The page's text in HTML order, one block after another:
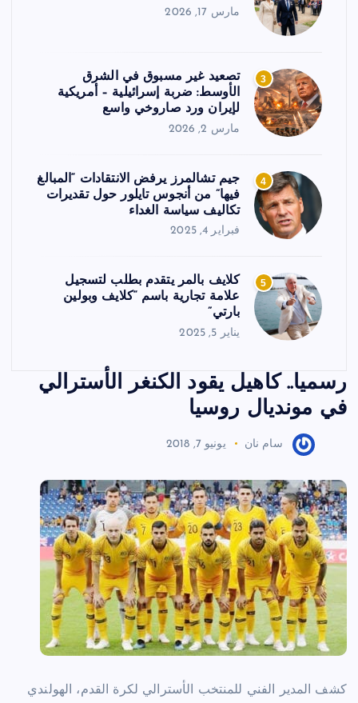
مارس 17, 2026
3
تصعيد غير مسبوق في الشرق
الأوسط: ضربة إسرائيلية – أمريكية
لإيران ورد صاروخي واسع
مارس 2, 2026
4
جيم تشالمرز يرفض الانتقادات “المبالغ
فيها” من أنجوس تايلور حول تقديرات
تكاليف سياسة الغداء
فبراير 4, 2025
5
كلايف بالمر يتقدم بطلب لتسجيل
علامة تجارية باسم “كلايف وبولين
بارتي”
يناير 5, 2025
رسميا.. كاهيل يقود الكنغر الأسترالي
في مونديال روسيا
سام نان يونيو 7, 2018
كشف المدير الفني للمنتخب الأسترالي لكرة القدم، الهولندي